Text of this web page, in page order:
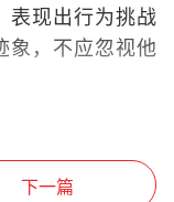
表现出行为挑战
象，不应忽视他
下一篇